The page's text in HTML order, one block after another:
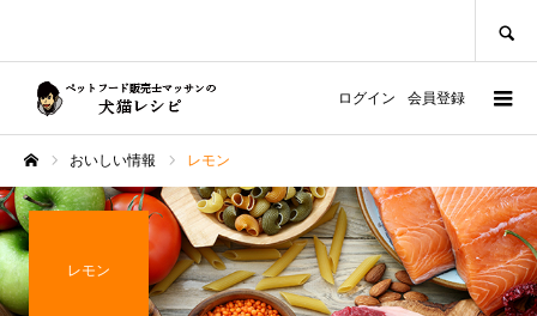
ログイン 会員登録
おいしい情報 レモン
レモン